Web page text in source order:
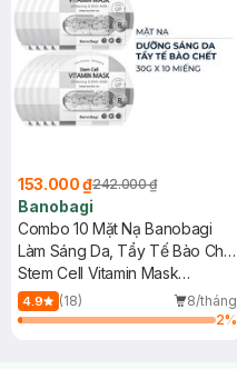
153.000 ₫242.000 ₫
Banobagi
Combo 10 Mặt Nạ Banobagi
Làm Sáng Da, Tẩy Tế Bào Chết
30g
Stem Cell Vitamin Mask
Whitening & BHA-AHA
4.9 (18)
8/tháng
2%